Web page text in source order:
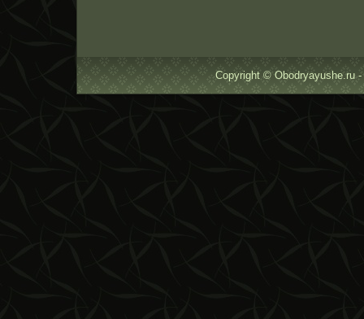
Copyright © Obodryayushe.ru